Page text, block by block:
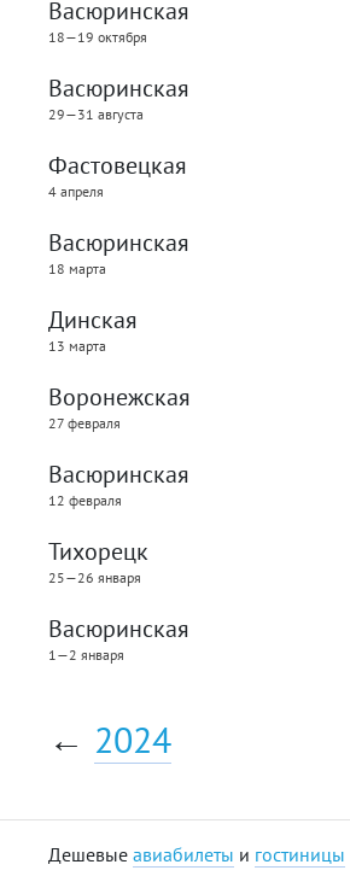
Васюринская
18—19 октября
Васюринская
29—31 августа
Фастовецкая
4 апреля
Васюринская
18 марта
Динская
13 марта
Воронежская
27 февраля
Васюринская
12 февраля
Тихорецк
25—26 января
Васюринская
1—2 января
← 2024
Дешевые авиабилеты и гостиницы